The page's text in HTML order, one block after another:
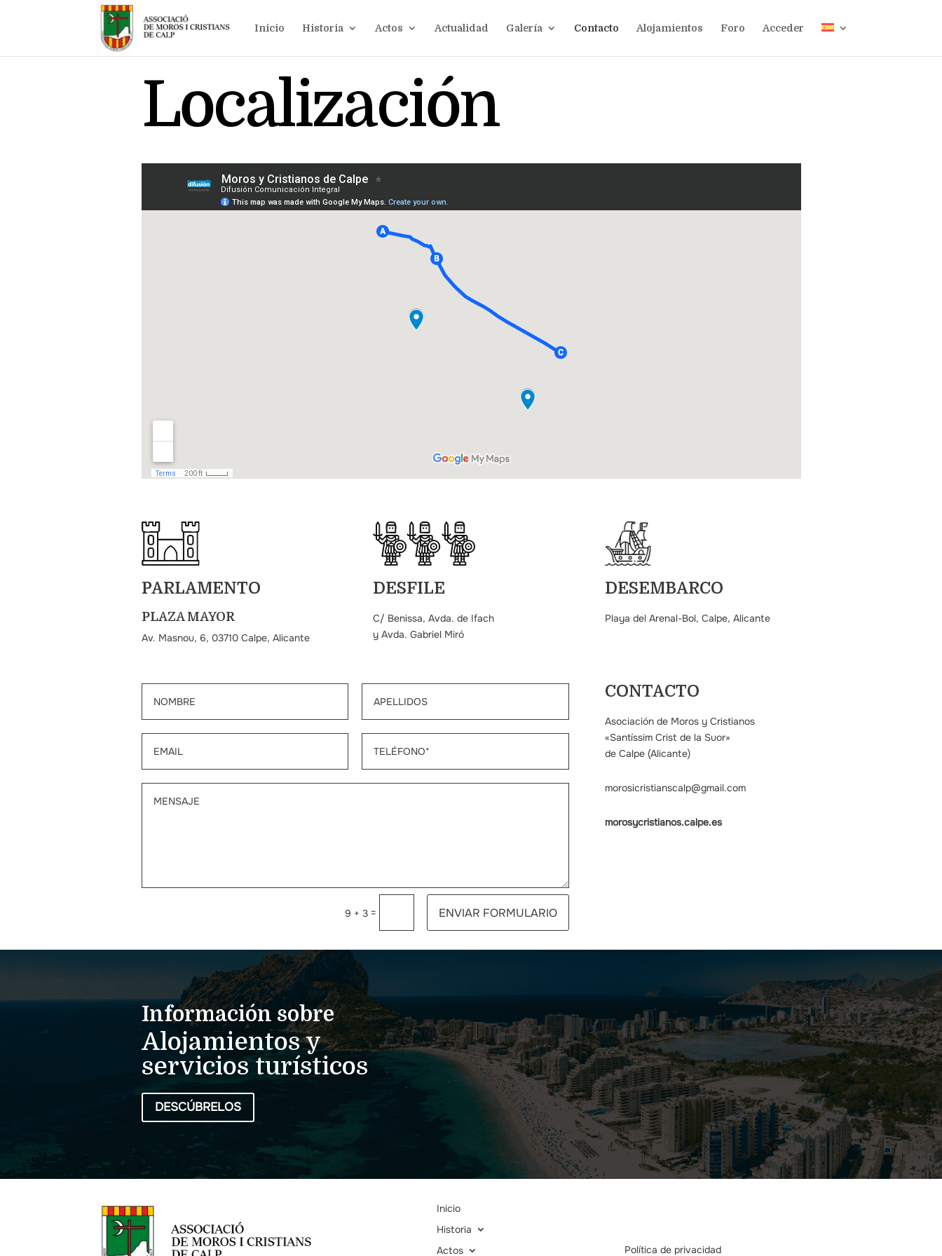
Inicio Historia Actos Actualidad Galería Contacto Alojamientos Foro Acceder
Localización
PARLAMENTO
PLAZA MAYOR
Av. Masnou, 6, 03710 Calpe, Alicante
DESFILE
C/ Benissa, Avda. de Ifach
y Avda. Gabriel Miró
DESEMBARCO
Playa del Arenal-Bol, Calpe, Alicante
9 + 3= ENVIAR FORMULARIO
CONTACTO
Asociación de Moros y Cristianos
«Santíssim Crist de la Suor»
de Calpe (Alicante)
morosicristianscalp@gmail.com
morosycristianos.calpe.es
Información sobre
Alojamientos y
servicios turísticos
DESCÚBRELOS
Inicio
Historia
Actos
Política de privacidad